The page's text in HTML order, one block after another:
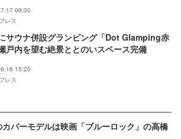
09:30
レス
サウナ併設グランピング「Dot Glamping赤
戸内を望む絶景ととのいスペース完備
15:20
レス
バーモデルは映画「ブルーロック」の高橋